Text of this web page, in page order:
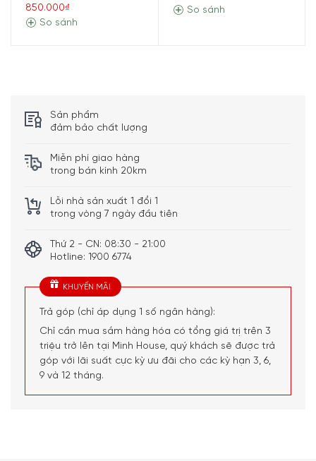
Thiết kế nhỏ gọn nhưng mang lại nhiều tính
Cân Điện Tử Joseph Joseph 40071 có màn hình LCD dễ
850.000₫
So sánh
So sánh
Sản phẩm
đảm bảo chất lượng
Miễn phí giao hàng
trong bán kính 20km
Lỗi nhà sản xuất 1 đổi 1
trong vòng 7 ngày đầu tiên
Thứ 2 - CN: 08:30 - 21:00
Hotline: 1900 6774
KHUYẾN MÃI
Trả góp (chỉ áp dụng 1 số ngân hàng):
Chỉ cần mua sắm hàng hóa có tổng giá trị trên 3
triệu trở lên tại Minh House, quý khách sẽ được trả
góp với lãi suất cực kỳ ưu đãi cho các kỳ hạn 3, 6,
9 và 12 tháng.